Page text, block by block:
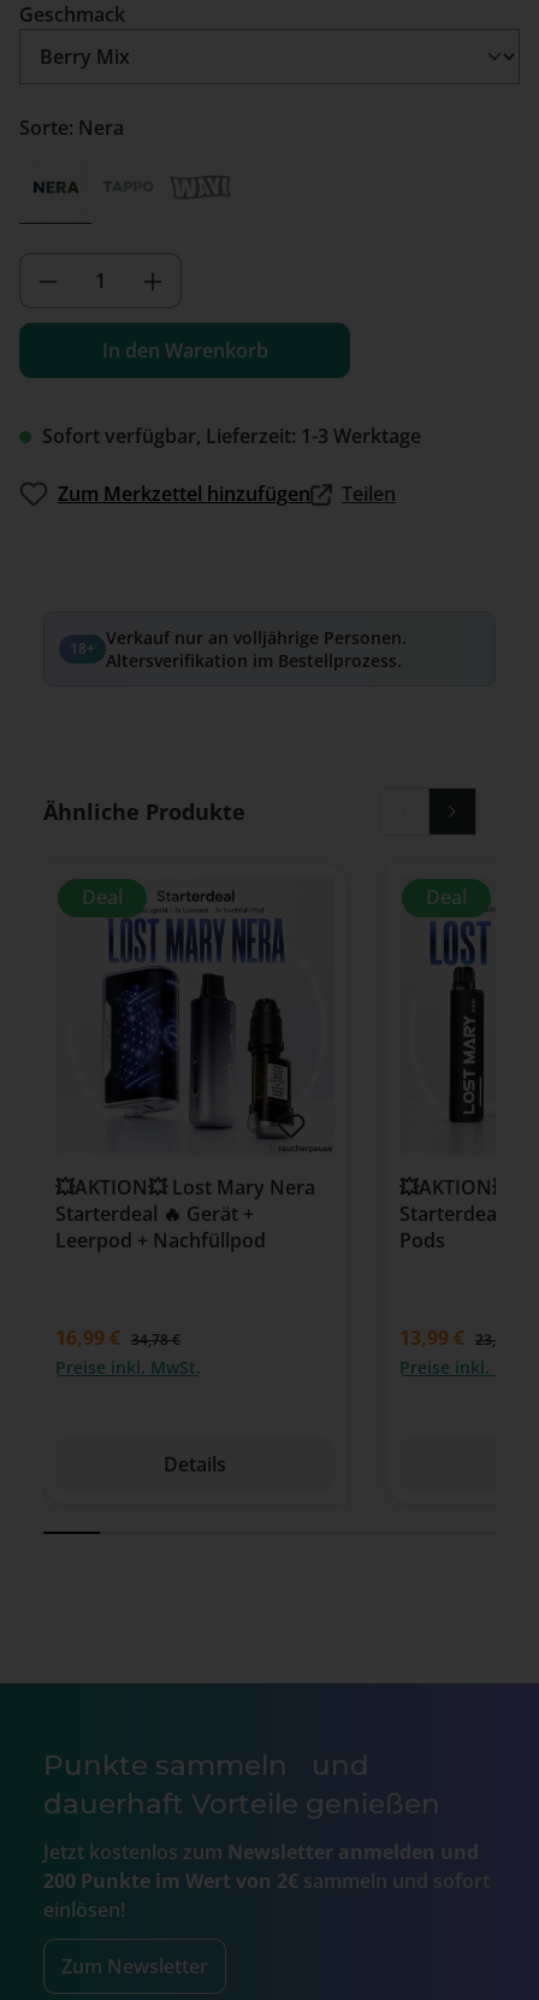
Sofort verfügbar, Lieferzeit: 1-3 Werktage
Geschmack
Sorte: Nera
Nera Tappo
(Diese Option ist zurzeit nicht verfügbar.)
Wavi
(Diese Option ist zurzeit nicht verfügbar.)
Produkt Anzahl: Gib den
In den Warenkorb
Zum Merkzettel hinzufügen Teilen
18+ Verkauf nur an volljährige Personen.
Altersverifikation im Bestellprozess.
Produktgalerie überspringen
Ähnliche Produkte
Deal
💥AKTION💥 Lost Mary Nera
Starterdeal 🔥 Gerät +
Leerpod + Nachfüllpod
16,99 € 34,78 €
Preise inkl. MwSt.
Details
Deal
💥AKTION💥
Starterdeal 🔥
Pods
13,99 € 23,98 €
Preise inkl.
Punkte sammeln und
dauerhaft Vorteile genießen
Jetzt kostenlos zum Newsletter anmelden und
200 Punkte im Wert von 2€ sammeln und sofort
einlösen!
Zum Newsletter